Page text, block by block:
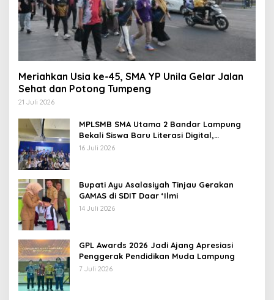
Meriahkan Usia ke-45, SMA YP Unila Gelar Jalan
Sehat dan Potong Tumpeng
21 Juli 2026
MPLSMB SMA Utama 2 Bandar Lampung
Bekali Siswa Baru Literasi Digital,
Jurnalistik, dan Etika Bermedia Sosial
16 Juli 2026
Bupati Ayu Asalasiyah Tinjau Gerakan
GAMAS di SDIT Daar ‘Ilmi
14 Juli 2026
GPL Awards 2026 Jadi Ajang Apresiasi
Penggerak Pendidikan Muda Lampung
7 Juli 2026